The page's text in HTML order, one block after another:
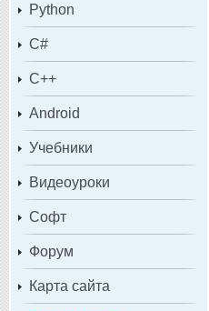
Python
C#
C++
Android
Учебники
Видеоуроки
Софт
Форум
Карта сайта